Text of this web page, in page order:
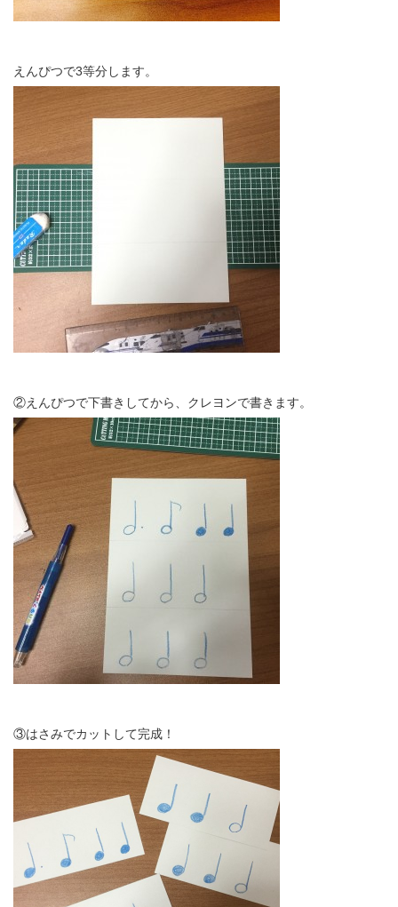
えんぴつで3等分します。
②えんぴつで下書きしてから、クレヨンで書きます。
③はさみでカットして完成！